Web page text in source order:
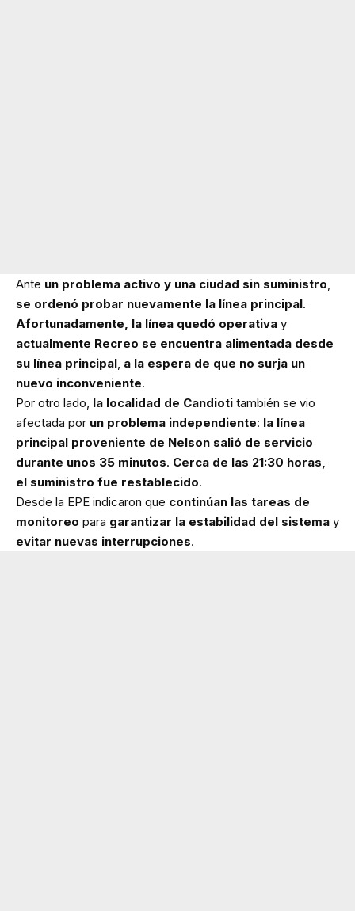
Ante un problema activo y una ciudad sin suministro,
se ordenó probar nuevamente la línea principal.
Afortunadamente, la línea quedó operativa y
actualmente Recreo se encuentra alimentada desde
su línea principal, a la espera de que no surja un
nuevo inconveniente.
Por otro lado, la localidad de Candioti también se vio
afectada por un problema independiente: la línea
principal proveniente de Nelson salió de servicio
durante unos 35 minutos. Cerca de las 21:30 horas,
el suministro fue restablecido.
Desde la EPE indicaron que continúan las tareas de
monitoreo para garantizar la estabilidad del sistema y
evitar nuevas interrupciones.